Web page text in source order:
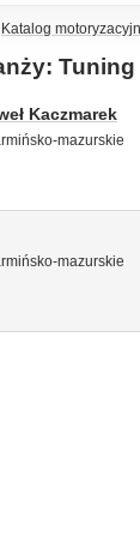
Katalog
Kaczmarek
mazurskie
mazurskie